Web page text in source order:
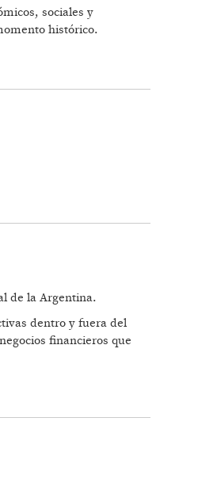
sociales y
histórico.
de la Argentina.
dentro y fuera del
financieros que